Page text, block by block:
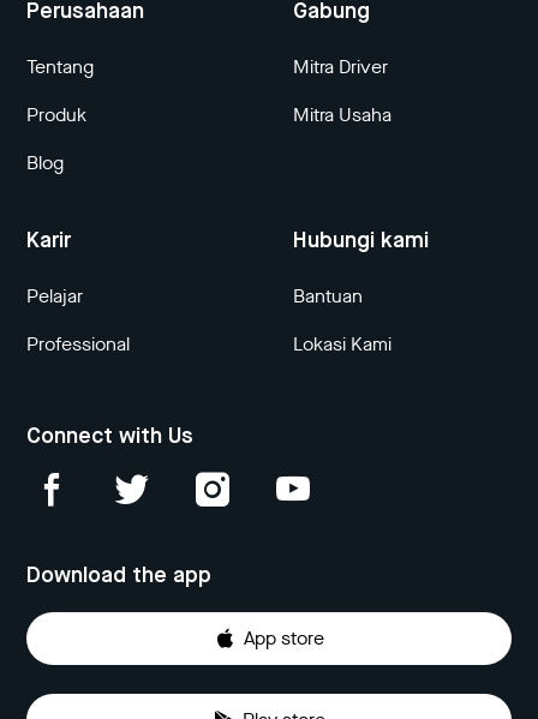
Perusahaan
Tentang
Produk
Blog
Gabung
Mitra Driver
Mitra Usaha
Karir
Pelajar
Professional
Hubungi kami
Bantuan
Lokasi Kami
Connect with Us
Download the app
App store